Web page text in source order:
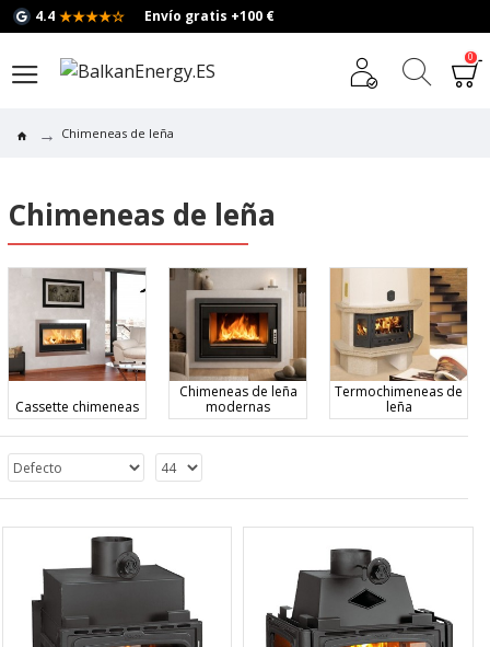
4.4 ★★★★☆ Envío gratis +100 €
0
Chimeneas de leña
Chimeneas de leña
Cassette chimeneas
Chimeneas de leña
modernas
Termochimeneas de
leña